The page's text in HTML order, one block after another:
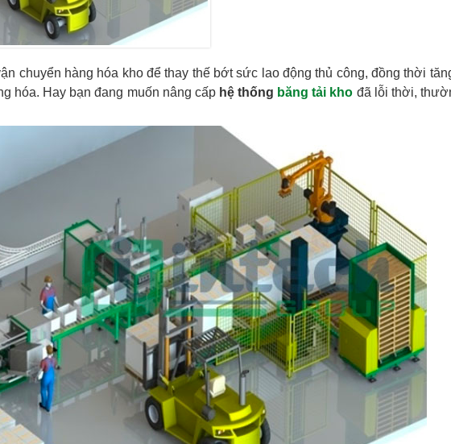
chuyển hàng hóa kho để thay thế bớt sức lao động thủ công, đồng thời
hóa. Hay bạn đang muốn nâng cấp hệ thống băng tải kho đã lỗi thời,